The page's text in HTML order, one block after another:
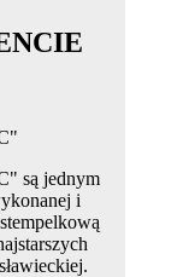
są jednym
i